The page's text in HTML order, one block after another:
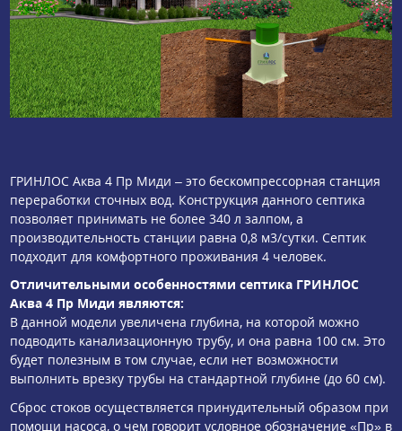
ГРИНЛОС Аква 4 Пр Миди – это бескомпрессорная станция
переработки сточных вод. Конструкция данного септика
позволяет принимать не более 340 л залпом, а
производительность станции равна 0,8 м3/сутки. Септик
подходит для комфортного проживания 4 человек.
Отличительными особенностями септика ГРИНЛОС
Аква 4 Пр Миди являются:
В данной модели увеличена глубина, на которой можно
подводить канализационную трубу, и она равна 100 см. Это
будет полезным в том случае, если нет возможности
выполнить врезку трубы на стандартной глубине (до 60 см).
Сброс стоков осуществляется принудительный образом при
помощи насоса, о чем говорит условное обозначение «Пр» в